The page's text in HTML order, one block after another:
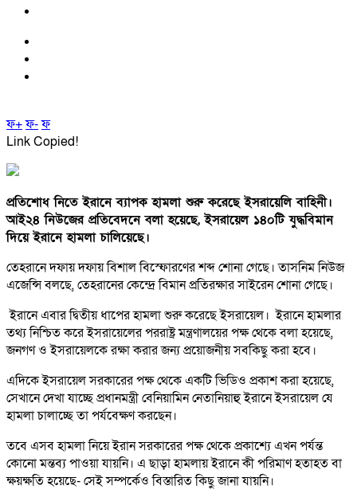
ফ+ফ-ফ
Link Copied!
প্রতিশোধ নিতে ইরানে ব্যাপক হামলা শুরু করেছে ইসরায়েলি বাহিনী।
আই২৪ নিউজের প্রতিবেদনে বলা হয়েছে, ইসরায়েল ১৪০টি যুদ্ধবিমান
দিয়ে ইরানে হামলা চালিয়েছে।
তেহরানে দফায় দফায় বিশাল বিস্ফোরণের শব্দ শোনা গেছে। তাসনিম নিউজ
এজেন্সি বলছে, তেহরানের কেন্দ্রে বিমান প্রতিরক্ষার সাইরেন শোনা গেছে।
ইরানে এবার দ্বিতীয় ধাপের হামলা শুরু করেছে ইসরায়েল। ইরানে হামলার
তথ্য নিশ্চিত করে ইসরায়েলের পররাষ্ট্র মন্ত্রণালয়ের পক্ষ থেকে বলা হয়েছে,
জনগণ ও ইসরায়েলকে রক্ষা করার জন্য প্রয়োজনীয় সবকিছু করা হবে।
এদিকে ইসরায়েল সরকারের পক্ষ থেকে একটি ভিডিও প্রকাশ করা হয়েছে,
সেখানে দেখা যাচ্ছে প্রধানমন্ত্রী বেনিয়ামিন নেতানিয়াহু ইরানে ইসরায়েল যে
হামলা চালাচ্ছে তা পর্যবেক্ষণ করছেন।
তবে এসব হামলা নিয়ে ইরান সরকারের পক্ষ থেকে প্রকাশ্যে এখন পর্যন্ত
কোনো মন্তব্য পাওয়া যায়নি। এ ছাড়া হামলায় ইরানে কী পরিমাণ হতাহত বা
ক্ষয়ক্ষতি হয়েছে- সেই সম্পর্কেও বিস্তারিত কিছু জানা যায়নি।